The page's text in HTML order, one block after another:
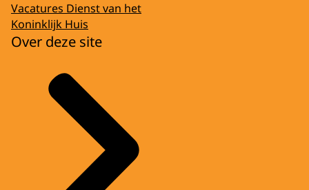
Vacatures Dienst van het
Koninklijk Huis
Over deze site